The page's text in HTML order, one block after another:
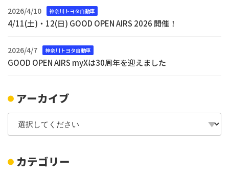
2026/4/10 神奈川トヨタ自動車
4/11(土)・12(日) GOOD OPEN AIRS 2026 開催！
2026/4/7 神奈川トヨタ自動車
GOOD OPEN AIRS myXは30周年を迎えました
アーカイブ
カテゴリー